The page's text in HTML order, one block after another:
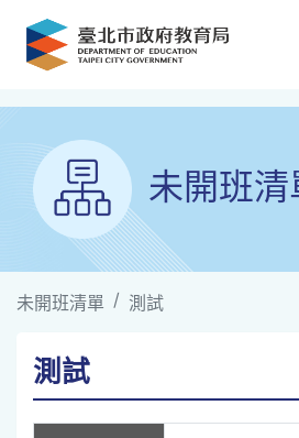
跳到主要內容
未開班清
未開班清單 測試
測試